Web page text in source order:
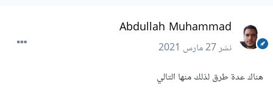
Abdullah Muhammad
نشر27 مارس 2021
هناك عدة طرق لذلك منها التالي